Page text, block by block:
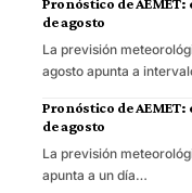
de agosto
La previsión
agosto apunta a
Pronóstico de
de agosto
La previsión
apunta a un día…